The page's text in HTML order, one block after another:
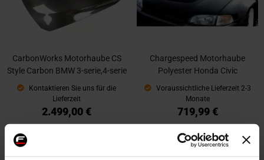
CarbonWorks Motorhaube CS
Style Carbon BMW 3-serie,4-serie
Kontaktieren Sie uns für die
Lieferzeit
2.499,00 €
Chargespeed Motorhaube
Polyester Honda Civic
Voraussichtliche Lieferzeit 2-3
Monate
719,99 €